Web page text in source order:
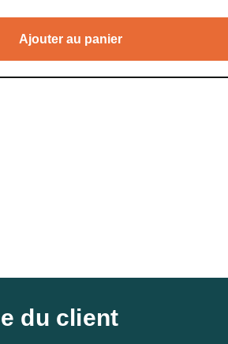
Ajouter au panier
du client